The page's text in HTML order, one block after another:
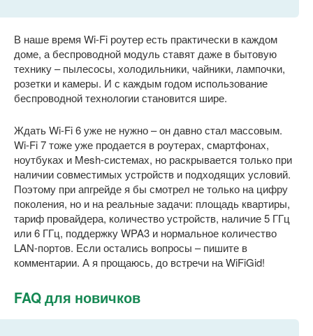
В наше время Wi-Fi роутер есть практически в каждом
доме, а беспроводной модуль ставят даже в бытовую
технику – пылесосы, холодильники, чайники, лампочки,
розетки и камеры. И с каждым годом использование
беспроводной технологии становится шире.
Ждать Wi-Fi 6 уже не нужно – он давно стал массовым.
Wi-Fi 7 тоже уже продается в роутерах, смартфонах,
ноутбуках и Mesh-системах, но раскрывается только при
наличии совместимых устройств и подходящих условий.
Поэтому при апгрейде я бы смотрел не только на цифру
поколения, но и на реальные задачи: площадь квартиры,
тариф провайдера, количество устройств, наличие 5 ГГц
или 6 ГГц, поддержку WPA3 и нормальное количество
LAN-портов. Если остались вопросы – пишите в
комментарии. А я прощаюсь, до встречи на WiFiGid!
FAQ для новичков